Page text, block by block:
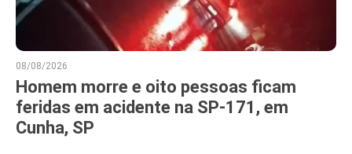
08/08/2026
Homem morre e oito pessoas ficam
feridas em acidente na SP-171, em
Cunha, SP